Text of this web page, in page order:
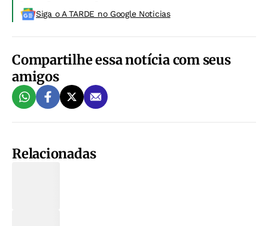
Siga o A TARDE no Google Noticias
Compartilhe essa notícia com seus
amigos
Relacionadas